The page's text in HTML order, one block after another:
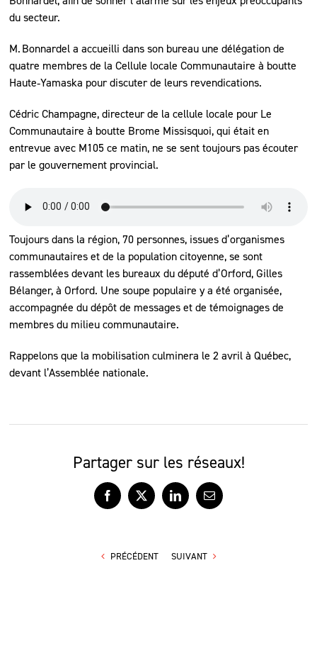
du secteur.
M. Bonnardel a accueilli dans son bureau une délégation de
quatre membres de la Cellule locale Communautaire à boutte
Haute‑Yamaska pour discuter de leurs revendications.
Cédric Champagne, directeur de la cellule locale pour Le
Communautaire à boutte Brome Missisquoi, qui était en
entrevue avec M105 ce matin, ne se sent toujours pas écouter
par le gouvernement provincial.
Toujours dans la région, 70 personnes, issues d’organismes
communautaires et de la population citoyenne, se sont
rassemblées devant les bureaux du député d’Orford, Gilles
Bélanger, à Orford. Une soupe populaire y a été organisée,
accompagnée du dépôt de messages et de témoignages de
membres du milieu communautaire.
Rappelons que la mobilisation culminera le 2 avril à Québec,
devant l’Assemblée nationale.
Partager sur les réseaux!
Facebook
X LinkedInCourriel
PRÉCÉDENT SUIVANT